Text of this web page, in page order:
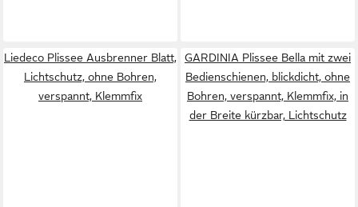
Liedeco Plissee Ausbrenner Blatt,
Lichtschutz, ohne Bohren,
verspannt, Klemmfix
GARDINIA Plissee Bella mit zwei
Bedienschienen, blickdicht, ohne
Bohren, verspannt, Klemmfix, in
der Breite kürzbar, Lichtschutz